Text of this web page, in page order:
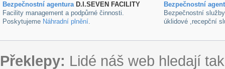
Bezpečnostní agenturaD.I.SEVEN FACILITY
Facility management a podpůrné činnosti.
Poskytujeme Náhradní plnění.
Bezpečnostní
Bezpečnostní
úklidové ,recepční
Překlepy: Lidé náš web hledají